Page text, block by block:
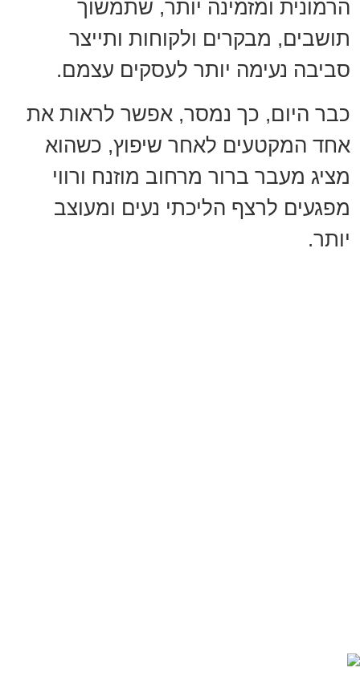
הרמונית ומזמינה יותר, שתמשוך
תושבים, מבקרים ולקוחות ותייצר
סביבה נעימה יותר לעסקים עצמם.
כבר היום, כך נמסר, אפשר לראות את
אחד המקטעים לאחר שיפוץ, כשהוא
מציג מעבר ברור מרחוב מוזנח ורווי
מפגעים לרצף הליכתי נעים ומעוצב
יותר.